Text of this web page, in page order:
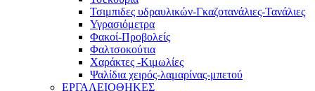
Τσιμπιδες υδραυλικών-Γκαζοτανάλιες-Τανάλιες
Υγρασιόμετρα
Φακοί-Προβολείς
Φαλτσοκούτια
Χαράκτες -Κιμωλίες
Ψαλίδια χειρός-λαμαρίνας-μπετού
ΕΡΓΑΛΕΙΟΘΗΚΕΣ